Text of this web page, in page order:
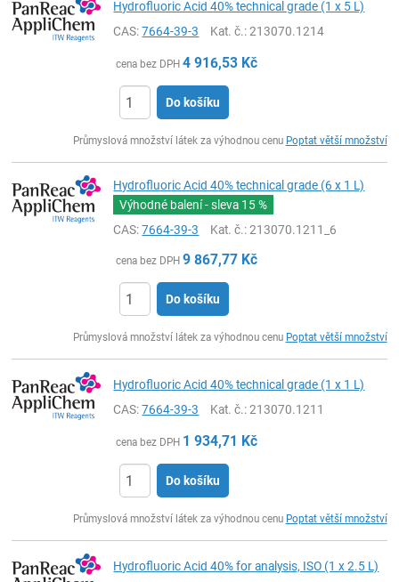
Hydrofluoric Acid 40% technical grade (1 x 5 L)
CAS:7664-39-3 Kat. č.: 213070.1214
cena bez DPH 4 916,53 Kč
Do košíku
Průmyslová množství látek za výhodnou cenu Poptat větší množství
Hydrofluoric Acid 40% technical grade (6 x 1 L)
Výhodné balení - sleva 15 %
CAS:7664-39-3 Kat. č.: 213070.1211_6
cena bez DPH 9 867,77 Kč
Do košíku
Průmyslová množství látek za výhodnou cenu Poptat větší množství
Hydrofluoric Acid 40% technical grade (1 x 1 L)
CAS:7664-39-3 Kat. č.: 213070.1211
cena bez DPH 1 934,71 Kč
Do košíku
Průmyslová množství látek za výhodnou cenu Poptat větší množství
Hydrofluoric Acid 40% for analysis, ISO (1 x 2.5 L)